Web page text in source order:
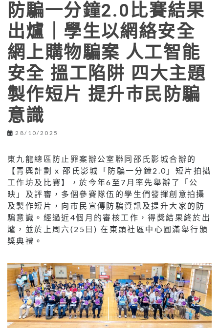
防騙一分鐘2.0比賽結果
出爐｜學生以網絡安全
網上購物騙案 人工智能
安全 搵工陷阱 四大主題
製作短片 提升巿民防騙
意識
28/10/2025
東九龍總區防止罪案辦公室聯同邵氏影城合辦的
【青興計劃 x 邵氏影城「防騙一分鐘2.0」短片拍攝
工作坊及比賽】，於今年6至7月率先舉辦了「公
映」及評審，多個參賽隊伍的學生們發揮創意拍攝
及製作短片，向市民宣傳防騙資訊及提升大家的防
騙意識。經過近4個月的審核工作，得獎結果終於出
爐，並於上周六(25日) 在東頭社區中心圓滿舉行頒
獎典禮。